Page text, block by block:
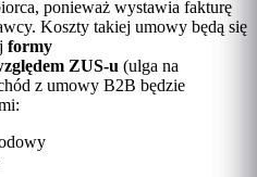
ponieważ wystawia fakturę
Koszty takiej umowy będą się
formy
ZUS-u (ulga na
z umowy B2B będzie